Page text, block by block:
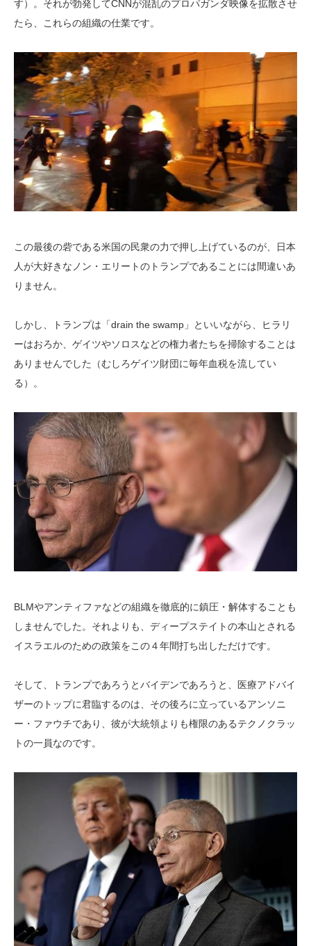
す）。それが勃発してCNNが混乱のプロパガンダ映像を拡散させ
たら、これらの組織の仕業です。
この最後の砦である米国の民衆の力で押し上げているのが、日本
人が大好きなノン・エリートのトランプであることには間違いあ
りません。
しかし、トランプは「drain the swamp」といいながら、ヒラリ
ーはおろか、ゲイツやソロスなどの権力者たちを掃除することは
ありませんでした（むしろゲイツ財団に毎年血税を流してい
る）。
BLMやアンティファなどの組織を徹底的に鎮圧・解体することも
しませんでした。それよりも、ディープステイトの本山とされる
イスラエルのための政策をこの４年間打ち出しただけです。
そして、トランプであろうとバイデンであろうと、医療アドバイ
ザーのトップに君臨するのは、その後ろに立っているアンソニ
ー・ファウチであり、彼が大統領よりも権限のあるテクノクラッ
トの一員なのです。